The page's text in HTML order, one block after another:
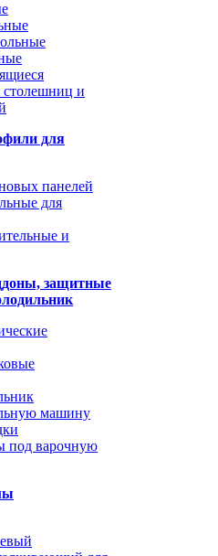
столешниц и
для
панелей
для
и
защитные
машину
под варочную